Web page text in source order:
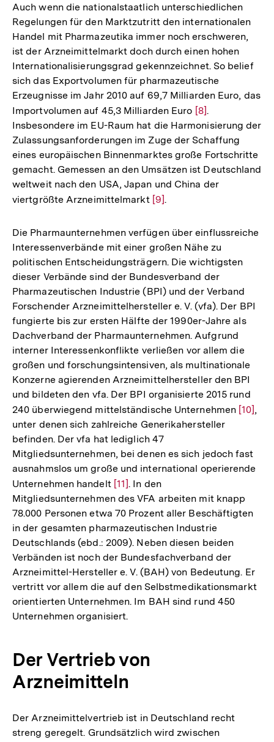
Auch wenn die nationalstaatlich unterschiedlichen
Regelungen für den Marktzutritt den internationalen
Handel mit Pharmazeutika immer noch erschweren,
ist der Arzneimittelmarkt doch durch einen hohen
Internationalisierungsgrad gekennzeichnet. So belief
sich das Exportvolumen für pharmazeutische
Erzeugnisse im Jahr 2010 auf 69,7 Milliarden Euro, das
Importvolumen auf 45,3 Milliarden Euro Zur
Auflösung
der
Fußnote
[8].
Insbesondere im EU-Raum hat die Harmonisierung der
Zulassungsanforderungen im Zuge der Schaffung
eines europäischen Binnenmarktes große Fortschritte
gemacht. Gemessen an den Umsätzen ist Deutschland
weltweit nach den USA, Japan und China der
viertgrößte Arzneimittelmarkt Zur
der
Fußnote
[9].
Die Pharmaunternehmen verfügen über einflussreiche
Interessenverbände mit einer großen Nähe zu
politischen Entscheidungsträgern. Die wichtigsten
dieser Verbände sind der Bundesverband der
Pharmazeutischen Industrie (BPI) und der Verband
Forschender Arzneimittelhersteller e. V. (vfa). Der BPI
fungierte bis zur ersten Hälfte der 1990er-Jahre als
Dachverband der Pharmaunternehmen. Aufgrund
interner Interessenkonflikte verließen vor allem die
großen und forschungsintensiven, als multinationale
Konzerne agierenden Arzneimittelhersteller den BPI
und bildeten den vfa. Der BPI organisierte 2015 rund
240 überwiegend mittelständische Unternehmen Zur
[10],
unter denen sich zahlreiche Generikahersteller
befinden. Der vfa hat lediglich 47
Mitgliedsunternehmen, bei denen es sich jedoch fast
ausnahmslos um große und international operierende
Unternehmen handelt Zur
Auflösung
der
Fußnote
[11]. In den
Mitgliedsunternehmen des VFA arbeiten mit knapp
78.000 Personen etwa 70 Prozent aller Beschäftigten
in der gesamten pharmazeutischen Industrie
Deutschlands (ebd.: 2009). Neben diesen beiden
Verbänden ist noch der Bundesfachverband der
Arzneimittel-Hersteller e. V. (BAH) von Bedeutung. Er
vertritt vor allem die auf den Selbstmedikationsmarkt
orientierten Unternehmen. Im BAH sind rund 450
Unternehmen organisiert.
Der Vertrieb von
Arzneimitteln
Der Arzneimittelvertrieb ist in Deutschland recht
streng geregelt. Grundsätzlich wird zwischen